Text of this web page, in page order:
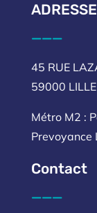
ADRESSE
___
45 RUE
59000 LILLE
Métro M2 :
Prevoyance
Contact
___